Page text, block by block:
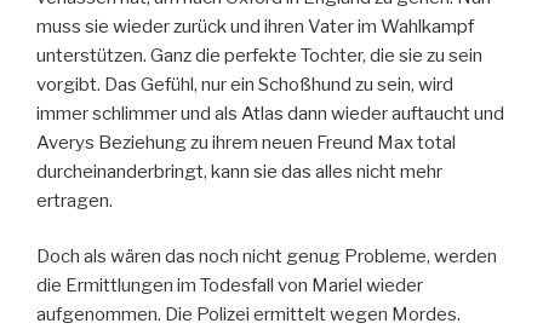
muss sie wieder zurück und ihren Vater im Wahlkampf
unterstützen. Ganz die perfekte Tochter, die sie zu sein
vorgibt. Das Gefühl, nur ein Schoßhund zu sein, wird
immer schlimmer und als Atlas dann wieder auftaucht und
Averys Beziehung zu ihrem neuen Freund Max total
durcheinanderbringt, kann sie das alles nicht mehr
ertragen.
Doch als wären das noch nicht genug Probleme, werden
die Ermittlungen im Todesfall von Mariel wieder
aufgenommen. Die Polizei ermittelt wegen Mordes.